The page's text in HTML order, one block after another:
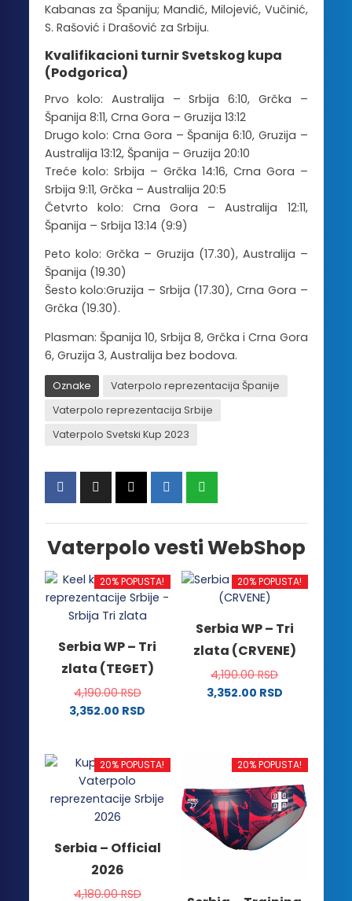
Kabanas za Španiju; Mandić, Milojević, Vučinić,
S. Rašović i Drašović za Srbiju.
Kvalifikacioni turnir Svetskog kupa
(Podgorica)
Prvo kolo: Australija – Srbija 6:10, Grčka –
Španija 8:11, Crna Gora – Gruzija 13:12
Drugo kolo: Crna Gora – Španija 6:10, Gruzija –
Australija 13:12, Španija – Gruzija 20:10
Treće kolo: Srbija – Grčka 14:16, Crna Gora –
Srbija 9:11, Grčka – Australija 20:5
Četvrto kolo: Crna Gora – Australija 12:11,
Španija – Srbija 13:14 (9:9)
Peto kolo: Grčka – Gruzija (17.30), Australija –
Španija (19.30)
Šesto kolo:Gruzija – Srbija (17.30), Crna Gora –
Grčka (19.30).
Plasman: Španija 10, Srbija 8, Grčka i Crna Gora
6, Gruzija 3, Australija bez bodova.
Oznake
Vaterpolo reprezentacija Španije
Vaterpolo reprezentacija Srbije
Vaterpolo Svetski Kup 2023
Vaterpolo vesti WebShop
20% POPUSTA!
Serbia WP – Tri
zlata (TEGET)
4,190.00RSD
3,352.00 RSD
ima
više
varijanti.
Opcije
biti
izabrane
na
20% POPUSTA!
Serbia WP – Tri
zlata (CRVENE)
4,190.00RSD
3,352.00 RSD
više
varijanti.
Opcije
mogu
biti
izabrane
20% POPUSTA!
Serbia – Official
2026
4,180.00RSD
20% POPUSTA!